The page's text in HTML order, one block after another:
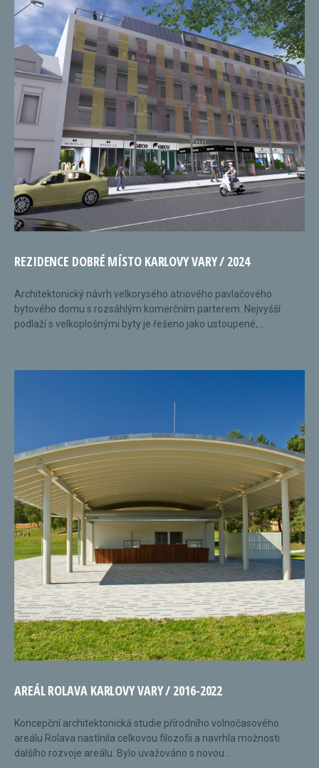
REZIDENCE DOBRÉ MÍSTO KARLOVY VARY / 2024
Architektonický návrh velkorysého atriového pavlačového
bytového domu s rozsáhlým komerčním parterem. Nejvyšší
podlaží s velkoplošnými byty je řešeno jako ustoupené,...
AREÁL ROLAVA KARLOVY VARY / 2016-2022
Koncepční architektonická studie přírodního volnočasového
areálu Rolava nastínila celkovou filozofii a navrhla možnosti
dalšího rozvoje areálu. Bylo uvažováno s novou...